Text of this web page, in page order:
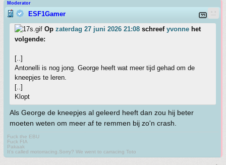
Moderator
ESF1Gamer
Op zaterdag 27 juni 2026 21:08 schreef yvonne het
volgende:
[..]
Antonelli is nog jong. George heeft wat meer tijd gehad om de
kneepjes te leren.
[..]
Klopt
Als George de kneepjes al geleerd heeft dan zou hij beter
moeten weten om meer af te remmen bij zo'n crash.
Fuck the EBU
Fuck FIA
Pakaak
It's called motorracing.Sorry? We went to carracing Toto